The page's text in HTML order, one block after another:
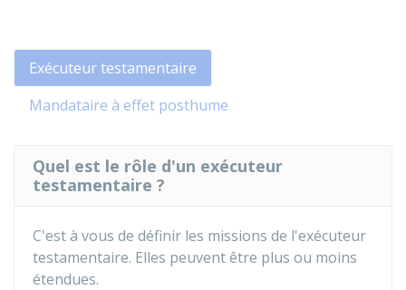
Exécuteur testamentaire
Mandataire à effet posthume
Quel est le rôle d'un exécuteur
testamentaire ?
C'est à vous de définir les missions de l'exécuteur
testamentaire. Elles peuvent être plus ou moins
étendues.